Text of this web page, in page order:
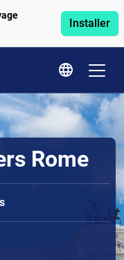
Installer
Rome